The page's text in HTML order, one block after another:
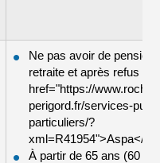
Ne pas avoir de pension
retraite et après refus de
href="https://
perigord.fr/services-
particuliers/?
xml=R41954">Aspa</a>
À partir de 65 ans (60